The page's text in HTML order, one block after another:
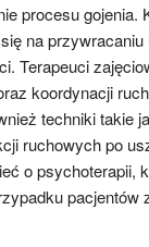
procesu gojenia.
na
Terapeuci
koordynacji
techniki takie
ruchowych po
o psychoterapii,
pacjentów